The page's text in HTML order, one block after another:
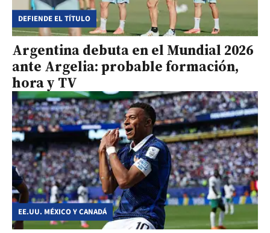
DEFIENDE EL TÍTULO
Argentina debuta en el Mundial 2026
ante Argelia: probable formación,
hora y TV
EE.UU. MÉXICO Y CANADÁ